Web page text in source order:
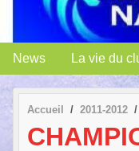
News La vie du
Accueil 2011-2012